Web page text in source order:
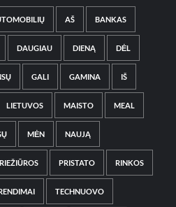
AŠ BANKAS
DAUGIAU DIENĄ DĖL
GALI GAMINA IŠ
LIETUVOS MAISTO MEAL
MĖN NAUJĄ
PRISTATO RINKOS
TECHNUOVO